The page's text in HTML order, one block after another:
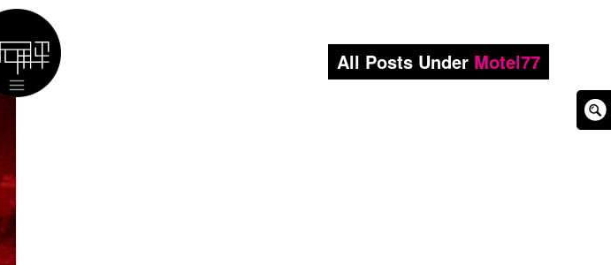
All Posts Under Motel77